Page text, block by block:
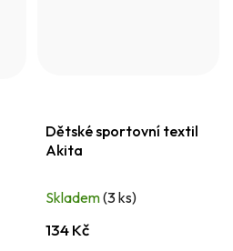
Dětské sportovní textil
Akita
Skladem(3 ks)
134 Kč